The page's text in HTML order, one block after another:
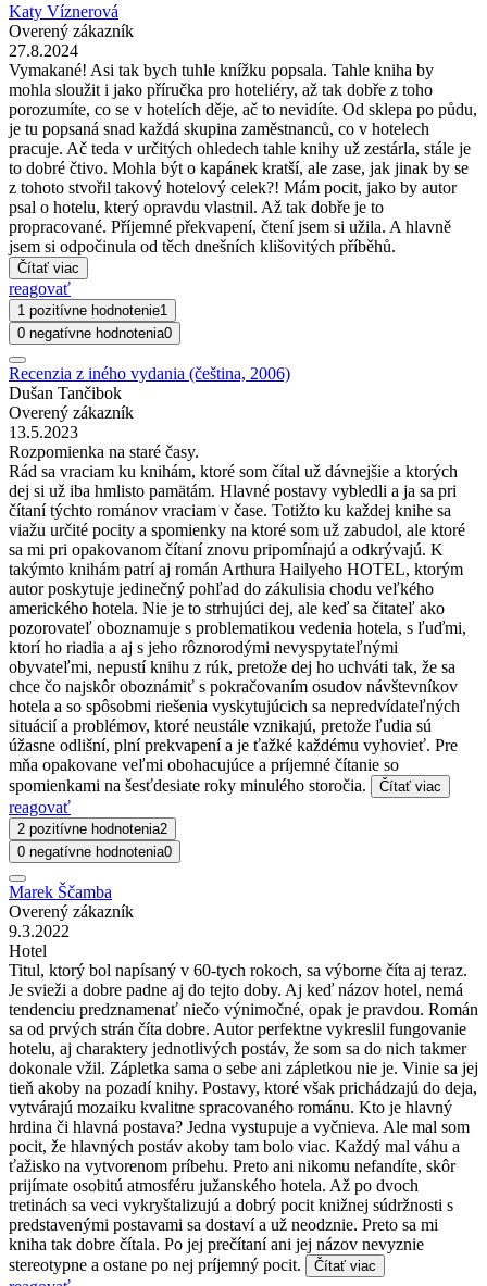
Katy Víznerová
Overený zákazník
27.8.2024
Vymakané! Asi tak bych tuhle knížku popsala. Tahle kniha by
mohla sloužit i jako příručka pro hoteliéry, až tak dobře z toho
porozumíte, co se v hotelích děje, ač to nevidíte. Od sklepa po půdu,
je tu popsaná snad každá skupina zaměstnanců, co v hotelech
pracuje. Ač teda v určitých ohledech tahle knihy už zestárla, stále je
to dobré čtivo. Mohla být o kapánek kratší, ale zase, jak jinak by se
z tohoto stvořil takový hotelový celek?! Mám pocit, jako by autor
psal o hotelu, který opravdu vlastnil. Až tak dobře je to
propracované. Příjemné překvapení, čtení jsem si užila. A hlavně
jsem si odpočinula od těch dnešních klišovitých příběhů.
Čítať viac
reagovať
1 pozitívne hodnotenie1
0 negatívne hodnotenia0
Recenzia z iného vydania (čeština, 2006)
Dušan Tančibok
Overený zákazník
13.5.2023
Rozpomienka na staré časy.
Rád sa vraciam ku knihám, ktoré som čítal už dávnejšie a ktorých
dej si už iba hmlisto pamätám. Hlavné postavy vybledli a ja sa pri
čítaní týchto románov vraciam v čase. Totižto ku každej knihe sa
viažu určité pocity a spomienky na ktoré som už zabudol, ale ktoré
sa mi pri opakovanom čítaní znovu pripomínajú a odkrývajú. K
takýmto knihám patrí aj román Arthura Hailyeho HOTEL, ktorým
autor poskytuje jedinečný pohľad do zákulisia chodu veľkého
amerického hotela. Nie je to strhujúci dej, ale keď sa čitateľ ako
pozorovateľ oboznamuje s problematikou vedenia hotela, s ľuďmi,
ktorí ho riadia a aj s jeho rôznorodými nevyspytateľnými
obyvateľmi, nepustí knihu z rúk, pretože dej ho uchváti tak, že sa
chce čo najskôr oboznámiť s pokračovaním osudov návštevníkov
hotela a so spôsobmi riešenia vyskytujúcich sa nepredvídateľných
situácií a problémov, ktoré neustále vznikajú, pretože ľudia sú
úžasne odlišní, plní prekvapení a je ťažké každému vyhovieť. Pre
mňa opakovane veľmi obohacujúce a príjemné čítanie so
spomienkami na šesťdesiate roky minulého storočia.
Čítať viac
reagovať
2 pozitívne hodnotenia2
0 negatívne hodnotenia0
Marek Ščamba
Overený zákazník
9.3.2022
Hotel
Titul, ktorý bol napísaný v 60-tych rokoch, sa výborne číta aj teraz.
Je svieži a dobre padne aj do tejto doby. Aj keď názov hotel, nemá
tendenciu predznamenať niečo výnimočné, opak je pravdou. Román
sa od prvých strán číta dobre. Autor perfektne vykreslil fungovanie
hotelu, aj charaktery jednotlivých postáv, že som sa do nich takmer
dokonale vžil. Zápletka sama o sebe ani zápletkou nie je. Vinie sa jej
tieň akoby na pozadí knihy. Postavy, ktoré však prichádzajú do deja,
vytvárajú mozaiku kvalitne spracovaného románu. Kto je hlavný
hrdina či hlavná postava? Jedna vystupuje a vyčnieva. Ale mal som
pocit, že hlavných postáv akoby tam bolo viac. Každý mal váhu a
ťažisko na vytvorenom príbehu. Preto ani nikomu nefandíte, skôr
prijímate osobitú atmosféru južanského hotela. Až po dvoch
tretinách sa veci vykryštalizujú a dobrý pocit knižnej súdržnosti s
predstavenými postavami sa dostaví a už neodznie. Preto sa mi
kniha tak dobre čítala. Po jej prečítaní ani jej názov nevyznie
stereotypne a ostane po nej príjemný pocit.
Čítať viac